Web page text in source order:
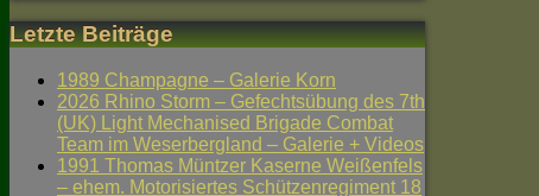
Letzte Beiträge
1989 Champagne – Galerie Korn
2026 Rhino Storm – Gefechtsübung des 7th
(UK) Light Mechanised Brigade Combat
Team im Weserbergland – Galerie + Videos
1991 Thomas Müntzer Kaserne Weißenfels
– ehem. Motorisiertes Schützenregiment 18